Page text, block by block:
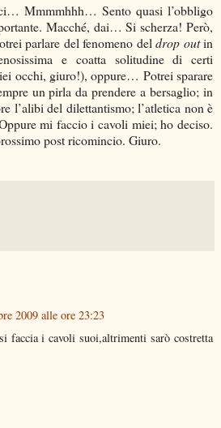
Mmmmhhh… Sento quasi l’obbligo
Macché, dai… Si scherza! Però,
parlare del fenomeno deldrop outin
e coatta solitudine di certi
occhi, giuro!), oppure… Potrei sparare
un pirla da prendere a bersaglio; in
l’alibi del dilettantismo; l’atletica non è
mi faccio i cavoli miei; ho deciso.
post ricomincio. Giuro.
2009 alle ore 23:23
faccia i cavoli suoi,altrimenti sarò costretta